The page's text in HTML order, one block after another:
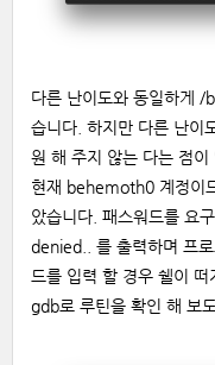
다른 난이도와 동일하게
습니다. 하지만 다른 난이
원 해 주지 않는 다는 점이
현재 behemoth0 계정이
았습니다. 패스워드를 요
denied.. 를 출력하며 프
드를 입력 할 경우 쉘이 떠
gdb로 루틴을 확인 해 보